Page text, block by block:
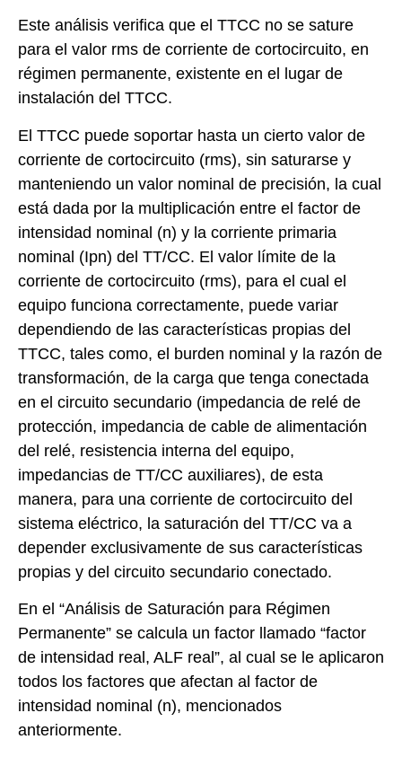
Este análisis verifica que el TTCC no se sature
para el valor rms de corriente de cortocircuito, en
régimen permanente, existente en el lugar de
instalación del TTCC.
El TTCC puede soportar hasta un cierto valor de
corriente de cortocircuito (rms), sin saturarse y
manteniendo un valor nominal de precisión, la cual
está dada por la multiplicación entre el factor de
intensidad nominal (n) y la corriente primaria
nominal (Ipn) del TT/CC. El valor límite de la
corriente de cortocircuito (rms), para el cual el
equipo funciona correctamente, puede variar
dependiendo de las características propias del
TTCC, tales como, el burden nominal y la razón de
transformación, de la carga que tenga conectada
en el circuito secundario (impedancia de relé de
protección, impedancia de cable de alimentación
del relé, resistencia interna del equipo,
impedancias de TT/CC auxiliares), de esta
manera, para una corriente de cortocircuito del
sistema eléctrico, la saturación del TT/CC va a
depender exclusivamente de sus características
propias y del circuito secundario conectado.
En el “Análisis de Saturación para Régimen
Permanente” se calcula un factor llamado “factor
de intensidad real, ALF real”, al cual se le aplicaron
todos los factores que afectan al factor de
intensidad nominal (n), mencionados
anteriormente.